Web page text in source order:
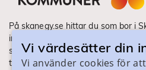
På skanegy.se hittar du som bor i
information om ditt gymnasieval.
som finns och hur ansökan och
tillhandahålls av Skånes Kommuner.
Vi värdesätter din
Vi använder cookies för